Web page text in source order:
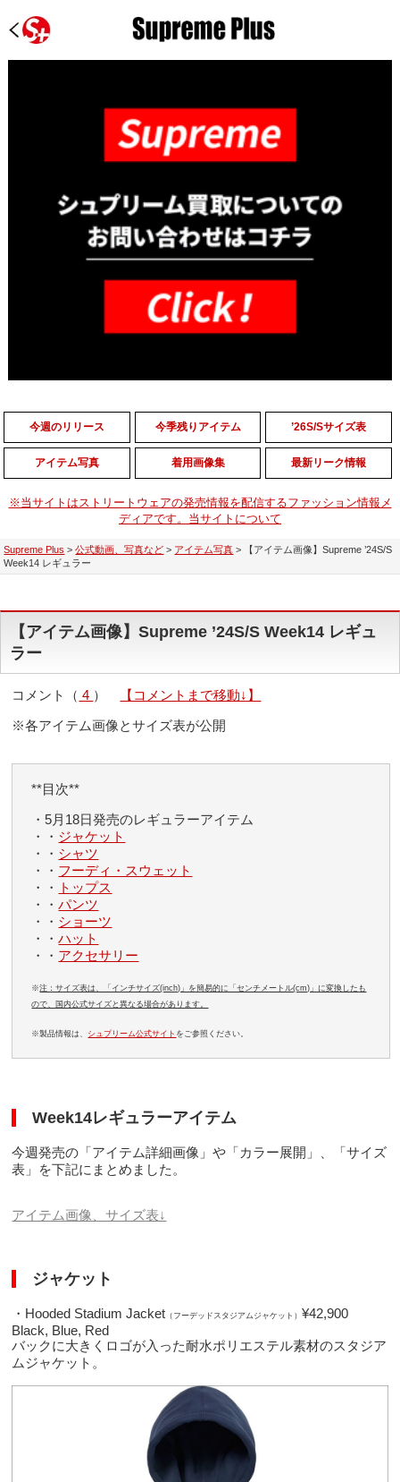
今週のリリース 今季残りアイテム ’26S/Sサイズ表
アイテム写真 着用画像集 最新リーク情報
※当サイトはストリートウェアの発売情報を配信するファッション情報メ
ディアです。当サイトについて
Supreme Plus >公式動画、写真など > アイテム写真 >
【アイテム画像】Supreme ’24S/S
Week14 レギュラー
【アイテム画像】Supreme ’24S/S Week14 レギュ
ラー
コメント（ 4 ）
【コメントまで移動↓】
※各アイテム画像とサイズ表が公開
**目次**
・5月18日発売のレギュラーアイテム
・・ ジャケット
・・ シャツ
・・ フーディ・スウェット
・・
トップス
・・パンツ
・・ ショーツ
・・ハット
・・ アクセサリー
※注：サイズ表は、「インチサイズ(inch)」を簡易的に「センチメートル(cm)」に変換したも
ので、国内公式サイズと異なる場合があります。
※製品情報は、 シュプリーム公式サイト をご参照ください。
Week14レギュラーアイテム
今週発売の「アイテム詳細画像」や「カラー展開」、「サイズ
表」を下記にまとめました。
アイテム画像、サイズ表↓
ジャケット
・Hooded Stadium Jacket （フーデッドスタジアムジャケット）¥42,900
Black, Blue, Red
バックに大きくロゴが入った耐水ポリエステル素材のスタジア
ムジャケット。